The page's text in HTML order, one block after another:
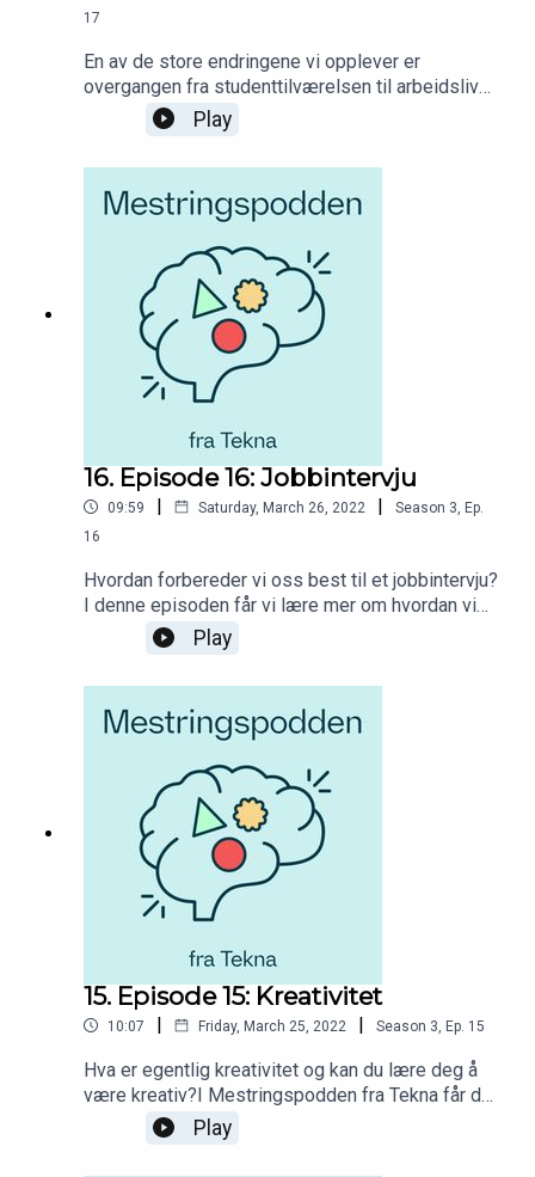
17
En av de store endringene vi opplever er
overgangen fra studenttilværelsen til arbeidslivet.
Hva slags endringer er de mest vanlige, og
hvordan finner man sin identitet som
arbeidstaker? I Mestringspodden fra Tekna får du
råd og hjelp til hvordan du skal møte utfordringer
og muligheter i studietiden. Du får høre fra
opplevelser fra studenttilværelsen i tillegg til
innspill fra dyktige fagpersoner.
Play
16. Episode 16: Jobbintervju
09:59 | Saturday, March 26, 2022 | Season 3, Ep.
16
Hvordan forbereder vi oss best til et jobbintervju?
I denne episoden får vi lære mer om hvordan vi
definerer og formidler egne styrker, kvaliteter og
ferdigheter. I Mestringspodden fra Tekna får du
råd og hjelp til hvordan du skal møte utfordringer
og muligheter i studietiden. Du får høre fra
studenter som deler av sine erfaringer og
innspill fra dyktige fagpersoner.
Play
15. Episode 15: Kreativitet
10:07 | Friday, March 25, 2022 | Season 3, Ep. 15
Hva er egentlig kreativitet og kan du lære deg å
være kreativ?I Mestringspodden fra Tekna får du
råd og hjelp til hvordan du skal møte utfordringer
og muligheter i studietiden. Du får høre fra
studenter som deler av sine erfaringer og
Play